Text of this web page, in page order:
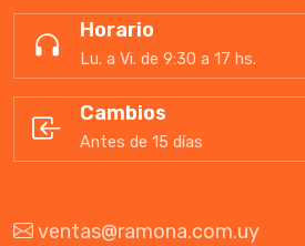
Horario
Lu. a Vi. de 9:30 a 17 hs.
Cambios
Antes de 15 días
ventas@ramona.com.uy